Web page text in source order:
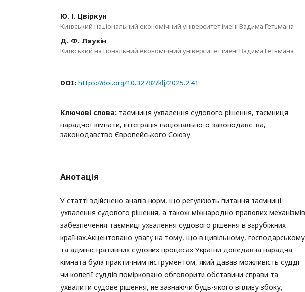
Ю. І. Цвіркун
Київський національний економічний університет імені Вадима Гетьмана
Д. Ф. Лаухін
Київський національний економічний університет імені Вадима Гетьмана
DOI: https://doi.org/10.32782/klj/2025.2.41
Ключові слова: таємниця ухвалення судового рішення, таємниця
нарадчої кімнати, інтеграція національного законодавства,
законодавство Європейського Союзу
Анотація
У статті здійснено аналіз норм, що регулюють питання таємниці
ухвалення судового рішення, а також міжнародно-правових механізмів
забезпечення таємниці ухвалення судового рішення в зарубіжних
країнах.Акцентовано увагу на тому, що в цивільному, господарському
та адміністративних судових процесах України донедавна нарадча
кімната була практичним інструментом, який давав можливість судді
чи колегії суддів помірковано обговорити обставини справи та
ухвалити судове рішення, не зазнаючи будь-якого впливу збоку,